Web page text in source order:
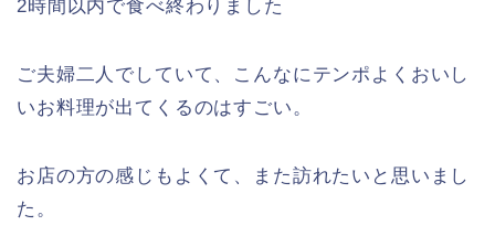
2時間以内で食べ終わりました
ご夫婦二人でしていて、こんなにテンポよくおいし
いお料理が出てくるのはすごい。
お店の方の感じもよくて、また訪れたいと思いまし
た。